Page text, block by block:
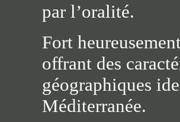
par l’oralité.
Fort
offrant des
géographiques
Méditerranée.